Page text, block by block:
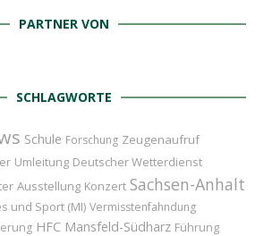
PARTNER VON
SCHLAGWORTE
Schule Forschung Zeugenaufruf
Umleitung Deutscher Wetterdienst
Ausstellung Konzert Sachsen-Anhalt
und Sport (MI) Vermisstenfahndung
HFC Mansfeld-Südharz Führung